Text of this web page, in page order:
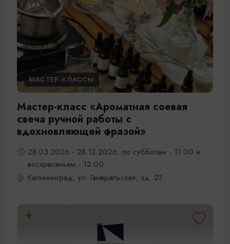
МАСТЕР-КЛАССЫ
Мастер-класс «Ароматная соевая
свеча ручной работы с
вдохновляющей фразой»
28.03.2026 - 28.12.2026, по субботам - 11:00 и
воскресеньям - 12:00
Калининград, ул. Генеральская, зд. 27